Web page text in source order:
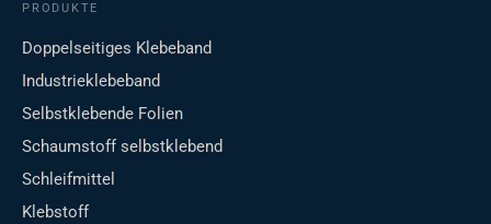
PRODUKTE
Doppelseitiges Klebeband
Industrieklebeband
Selbstklebende Folien
Schaumstoff selbstklebend
Schleifmittel
Klebstoff